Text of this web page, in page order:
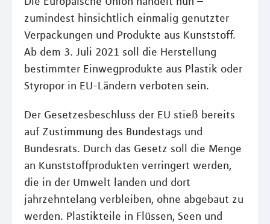
zumindest hinsichtlich einmalig genutzter
Verpackungen und Produkte aus Kunststoff.
Ab dem 3. Juli 2021 soll die Herstellung
bestimmter Einwegprodukte aus Plastik oder
Styropor in EU-Ländern verboten sein.
Der Gesetzesbeschluss der EU stieß bereits
auf Zustimmung des Bundestags und
Bundesrats. Durch das Gesetz soll die Menge
an Kunststoffprodukten verringert werden,
die in der Umwelt landen und dort
jahrzehntelang verbleiben, ohne abgebaut zu
werden. Plastikteile in Flüssen, Seen und